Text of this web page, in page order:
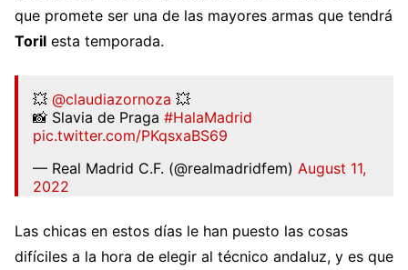
que promete ser una de las mayores armas que tendrá
Toril esta temporada.
💥 @claudiazornoza 💥
📸 Slavia de Praga #HalaMadrid
pic.twitter.com/PKqsxaBS69
— Real Madrid C.F. (@realmadridfem) August 11,
2022
Las chicas en estos días le han puesto las cosas
difíciles a la hora de elegir al técnico andaluz, y es que